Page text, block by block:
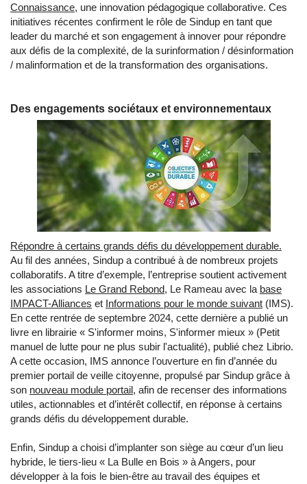
Connaissance, une innovation pédagogique collaborative. Ces
initiatives récentes confirment le rôle de Sindup en tant que
leader du marché et son engagement à innover pour répondre
aux défis de la complexité, de la surinformation / désinformation
/ malinformation et de la transformation des organisations.
Des engagements sociétaux et environnementaux
Répondre à certains grands défis du développement durable.
Au fil des années, Sindup a contribué à de nombreux projets
collaboratifs. A titre d’exemple, l’entreprise soutient activement
les associations Le Grand Rebond, Le Rameau avec la base
IMPACT-Alliances et Informations pour le monde suivant (IMS).
En cette rentrée de septembre 2024, cette dernière a publié un
livre en librairie « S'informer moins, S'informer mieux » (Petit
manuel de lutte pour ne plus subir l'actualité), publié chez Librio.
A cette occasion, IMS annonce l’ouverture en fin d’année du
premier portail de veille citoyenne, propulsé par Sindup grâce à
son nouveau module portail, afin de recenser des informations
utiles, actionnables et d’intérêt collectif, en réponse à certains
grands défis du développement durable.
Enfin, Sindup a choisi d’implanter son siège au cœur d’un lieu
hybride, le tiers-lieu « La Bulle en Bois » à Angers, pour
développer à la fois le bien-être au travail des équipes et